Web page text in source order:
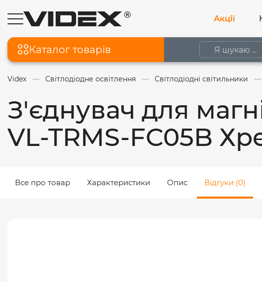
Акції
Каталог товарів
Videx Світлодіодне освітлення Світлодіодні світильники
З'єднувач для
VL-TRMS-FC05B
Все про товар Характеристики Опис Відгуки (0)